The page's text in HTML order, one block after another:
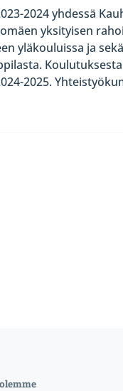
2024 yhdessä
yksityisen
yläkouluissa ja
2025.